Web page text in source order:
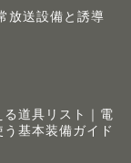
放送設備と誘導
る道具リスト｜電
基本装備ガイド